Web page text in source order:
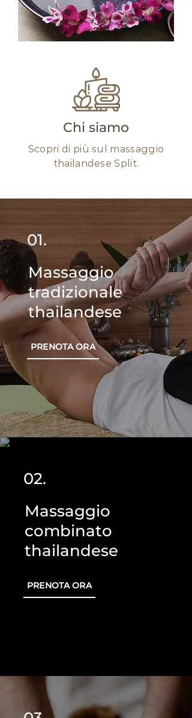
Chi siamo
Scopri di più sul massaggio
thailandese Split.
01.
Massaggio
tradizionale
thailandese
PRENOTA ORA
02.
Massaggio
combinato
thailandese
PRENOTA ORA